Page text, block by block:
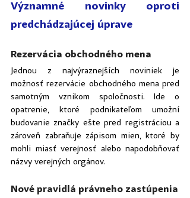
Významné novinky oproti
predchádzajúcej úprave
Rezervácia obchodného mena
Jednou z najvýraznejších noviniek je
možnosť rezervácie obchodného mena pred
samotným vznikom spoločnosti. Ide o
opatrenie, ktoré podnikateľom umožní
budovanie značky ešte pred registráciou a
zároveň zabraňuje zápisom mien, ktoré by
mohli miasť verejnosť alebo napodobňovať
názvy verejných orgánov.
Nové pravidlá právneho zastúpenia